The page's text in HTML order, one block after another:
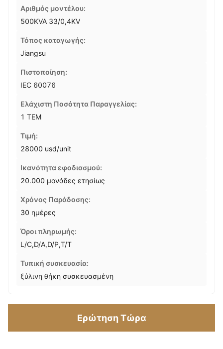
Αριθμός μοντέλου:
500KVA 33/0,4KV
Τόπος καταγωγής:
Jiangsu
Πιστοποίηση:
IEC 60076
Ελάχιστη Ποσότητα Παραγγελίας:
1 ΤΕΜ
Τιμή:
28000 usd/unit
Ικανότητα εφοδιασμού:
20.000 μονάδες ετησίως
Χρόνος Παράδοσης:
30 ημέρες
Όροι πληρωμής:
L/C,D/A,D/P,T/T
Τυπική συσκευασία:
ξύλινη θήκη συσκευασμένη
Ερώτηση Τώρα